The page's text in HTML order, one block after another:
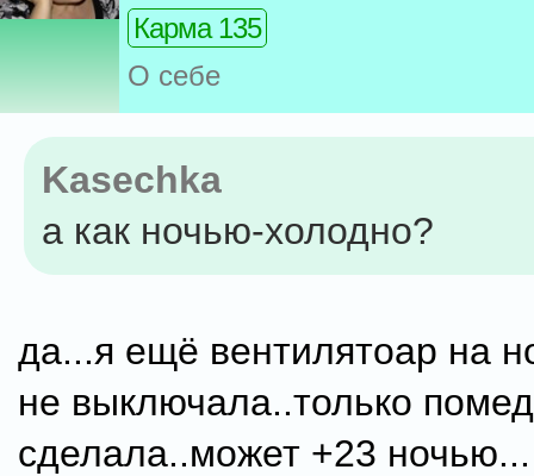
Карма 135
О себе
Kasechka
а как ночью-холодно?
да...я ещё вентилятоар на
не выключала..только
сделала..может +23 ночью...